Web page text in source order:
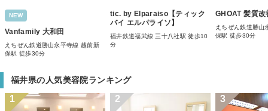
NEW
Vanfamily 大和田
えちぜん鉄道勝山永平寺線 越前新
保駅 徒歩30分
tic. by Elparaiso【ティック
バイ エルパライソ】
福井鉄道福武線 三十八社駅 徒歩10
分
GHOAT 髪質改
えちぜん鉄道勝山
保駅 徒歩30分
福井県の人気美容院ランキング
1 2 3